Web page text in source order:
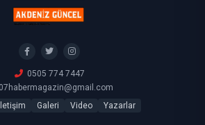
0505 774 7447
07habermagazin@gmail.com
Galeri Video Yazarlar